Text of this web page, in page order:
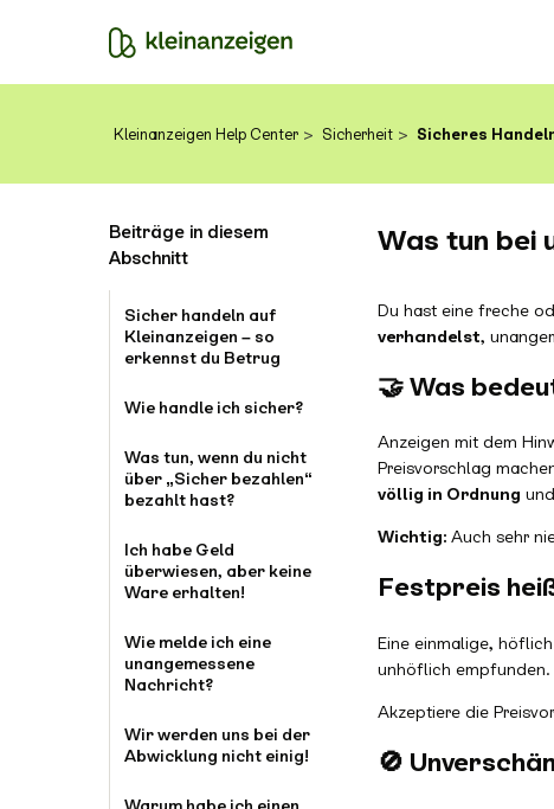
Kleinanzeigen Help Center Sicherheit Sicheres
Beiträge in diesem
Abschnitt
Sicher handeln auf
Kleinanzeigen – so
erkennst du Betrug
Wie handle ich sicher?
Was tun, wenn du nicht
über „Sicher bezahlen“
bezahlt hast?
Ich habe Geld
überwiesen, aber keine
Ware erhalten!
Wie melde ich eine
unangemessene
Nachricht?
Wir werden uns bei der
Abwicklung nicht einig!
Was tun bei
Du hast eine freche
verhandelst,
🤝 Was
Anzeigen mit dem
Preisvorschlag
völlig in Ordnung
Wichtig: Auch sehr
Festpreis
Eine einmalige,
unhöflich empfunden.
Akzeptiere die
🚫